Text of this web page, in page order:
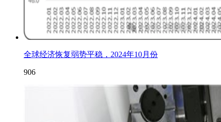
全球经济恢复弱势平稳，2024年10月份
906